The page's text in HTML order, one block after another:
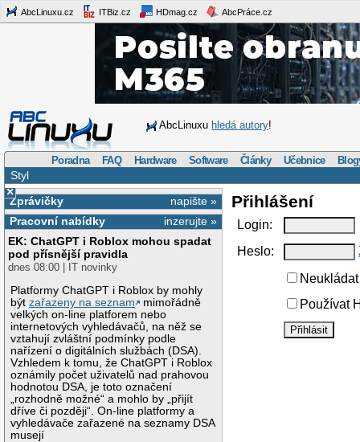
AbcLinuxu.cz ITBiz.cz HDmag.cz AbcPráce.cz
AbcLinuxu hledá autory!
Poradna FAQ Hardware Software Články Učebnice
Styl
×
napište »
Zprávičky
inzerujte »
Pracovní nabídky
EK: ChatGPT i Roblox mohou spadat
pod přísnější pravidla
dnes 08:00 | IT novinky
Platformy ChatGPT i Roblox by mohly
býtzařazeny na seznam
mimořádně
velkých on-line platforem nebo
internetových vyhledávačů, na něž se
vztahují zvláštní podmínky podle
nařízení o digitálních službách (DSA).
Vzhledem k tomu, že ChatGPT i Roblox
oznámily počet uživatelů nad prahovou
hodnotou DSA, je toto označení
„rozhodně možné“ a mohlo by „přijít
dříve či později“. On-line platformy a
vyhledávače zařazené na seznamy DSA
musejí
Přihlášení
Login:
Heslo:
Používat